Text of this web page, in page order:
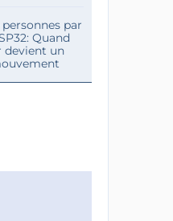
par
Quand
devient un